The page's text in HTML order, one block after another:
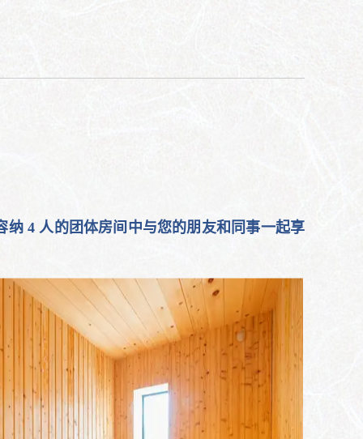
纳 4 人的团体房间中与您的朋友和同事一起享